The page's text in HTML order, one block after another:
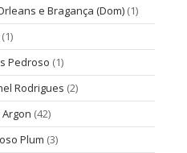
e Bragança (Dom) (1)
(1)
Pedroso (1)
Rodrigues (2)
(42)
Plum (3)